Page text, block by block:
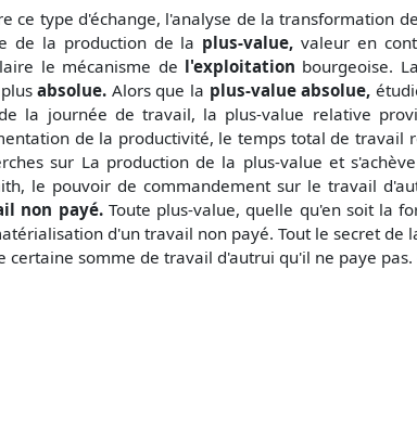
ce type d'échange, l'analyse de la transformation
de la pro­duction de la plus-value,valeur en
le mécanisme de l'exploitation bourgeoise.
absolue. Alors que la plus-value absolue,
la journée de travail, la plus-value relative
de la pro­ductivité, le temps total de travail
sur La production de la plus-value et
le pouvoir de comman­dement sur le travail
non payé. Toute plus-value, quelle qu'en soit la
d'un travail non payé. Tout le secret
certaine somme de travail d'autrui qu'il ne paye pas.